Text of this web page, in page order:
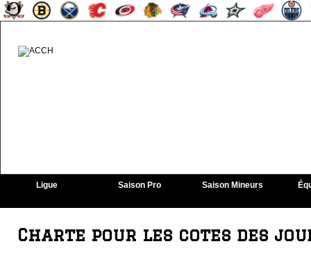
Ligue Saison Pro Saison Mineurs
Charte pour les cotes des